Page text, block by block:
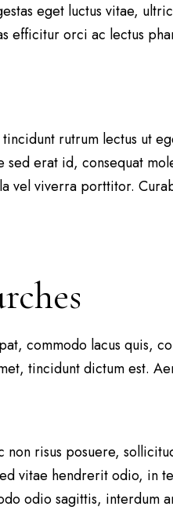
eget luctus vitae,
efficitur orci ac lectus
rutrum lectus ut
erat id, consequat
vel viverra porttitor.
commodo lacus quis,
tincidunt dictum est.
risus posuere,
vitae hendrerit odio, in
odio sagittis, interdum